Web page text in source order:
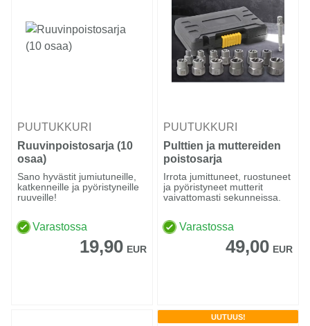
PUUTUKKURI
Ruuvinpoistosarja (10
osaa)
Sano hyvästit jumiutuneille,
katkenneille ja pyöristyneille
ruuveille!
Varastossa
19,90 EUR
PUUTUKKURI
Pulttien ja muttereiden
poistosarja
Irrota jumittuneet, ruostuneet
ja pyöristyneet mutterit
vaivattomasti sekunneissa.
Varastossa
49,00 EUR
UUTUUS!